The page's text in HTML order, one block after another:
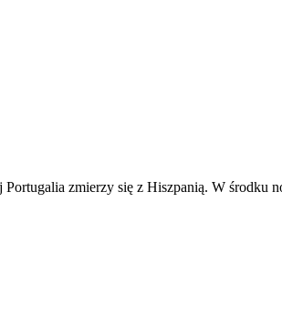
zmierzy się z Hiszpanią. W środku